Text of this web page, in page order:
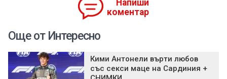
Напиши
коментар
Още от Интересно
Кими Антонели върти любов
със секси маце на Сардиния +